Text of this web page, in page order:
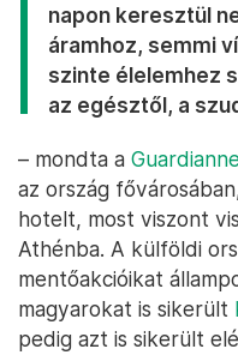
napon keresztül
áramhoz, semmi
szinte élelemhez
az egésztől, a
– mondta a
az ország
hotelt, most viszont
Athénba. A külföldi
mentőakcióikat
magyarokat is sikerült
pedig azt is sikerült